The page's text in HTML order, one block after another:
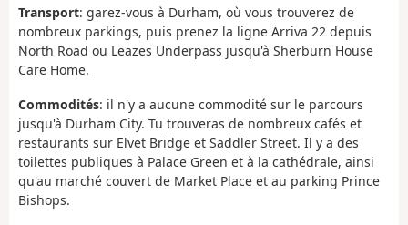
Transport: garez-vous à Durham, où vous trouverez de
nombreux parkings, puis prenez la ligne Arriva 22 depuis
North Road ou Leazes Underpass jusqu'à Sherburn House
Care Home.
Commodités: il n'y a aucune commodité sur le parcours
jusqu'à Durham City. Tu trouveras de nombreux cafés et
restaurants sur Elvet Bridge et Saddler Street. Il y a des
toilettes publiques à Palace Green et à la cathédrale, ainsi
qu'au marché couvert de Market Place et au parking Prince
Bishops.